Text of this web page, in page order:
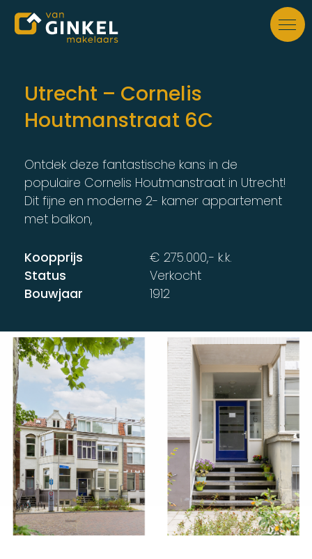
Skip to main content
Utrecht – Cornelis
Houtmanstraat 6C
Ontdek deze fantastische kans in de
populaire Cornelis Houtmanstraat in Utrecht!
Dit fijne en moderne 2- kamer appartement
met balkon,
Koopprijs
€ 275.000,- k.k.
Status
Verkocht
Bouwjaar
1912